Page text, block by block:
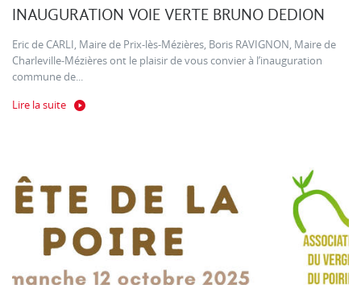
INAUGURATION VOIE VERTE BRUNO DEDION
Eric de CARLI, Maire de Prix-lès-Mézières, Boris RAVIGNON, Maire de
Charleville-Mézières ont le plaisir de vous convier à l’inauguration
commune de...
Lire la suite